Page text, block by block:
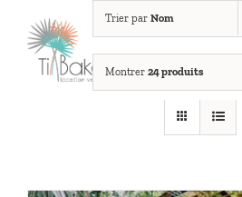
contenu
Trier par Nom
Montrer 24 produits